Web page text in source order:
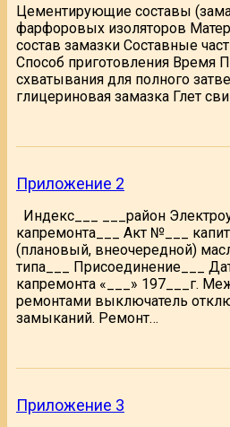
Цементирующие составы
фарфоровых изоляторов
состав замазки Составные
Способ приготовления Время
схватывания для полного
глицериновая замазка Глет
Приложение 2
Индекс___ ___район
капремонта___ Акт №___
(плановый, внеочередной)
типа___ Присоединение___
капремонта «___» 197___г.
ремонтами выключатель
замыканий. Ремонт…
Приложение 3